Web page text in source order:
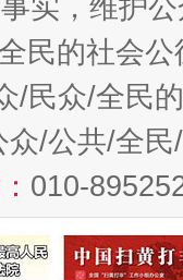
实，维护
民的社会公
/民众/全民
众/公共/全
010-